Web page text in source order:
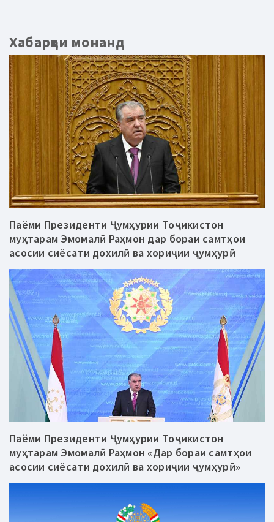
Хабарҳои монанд
Паёми Президенти Ҷумҳурии Тоҷикистон
муҳтарам Эмомалӣ Раҳмон дар бораи самтҳои
асосии сиёсати дохилӣ ва хориҷии ҷумҳурӣ
Паёми Президенти Ҷумҳурии Тоҷикистон
муҳтарам Эмомалӣ Раҳмон «Дар бораи самтҳои
асосии сиёсати дохилӣ ва хориҷии ҷумҳурӣ»